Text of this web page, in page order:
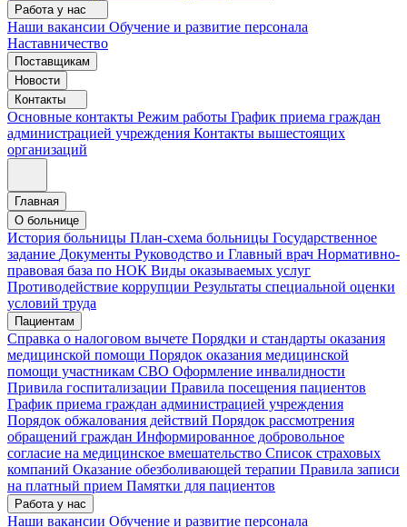
Работа у нас
Наши вакансии Обучение и развитие персонала
Наставничество
Поставщикам
Новости
Контакты
Основные контакты Режим работы График приема граждан
администрацией учреждения Контакты вышестоящих
организаций
Главная
О больнице
История больницы План-схема больницы Государственное
задание Документы Руководство и Главный врач Нормативно-
правовая база по НОК Виды оказываемых услуг
Противодействие коррупции Результаты специальной оценки
условий труда
Пациентам
Справка о налоговом вычете Порядки и стандарты оказания
медицинской помощи Порядок оказания медицинской
помощи участникам СВО Оформление инвалидности
Привила госпитализации Правила посещения пациентов
График приема граждан администрацией учреждения
Порядок обжалования действий Порядок рассмотрения
обращений граждан Информированное добровольное
согласие на медицинское вмешательство Список страховых
компаний Оказание обезболивающей терапии Правила записи
на платный прием Памятки для пациентов
Работа у нас
Наши вакансии Обучение и развитие персонала